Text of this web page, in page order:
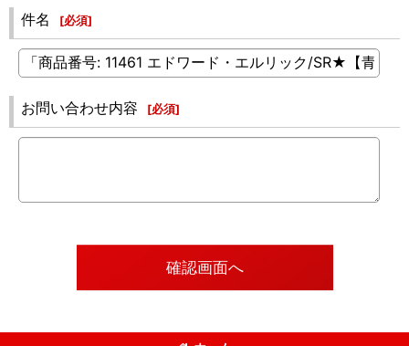
件名 [必須]
お問い合わせ内容 [必須]
確認画面へ